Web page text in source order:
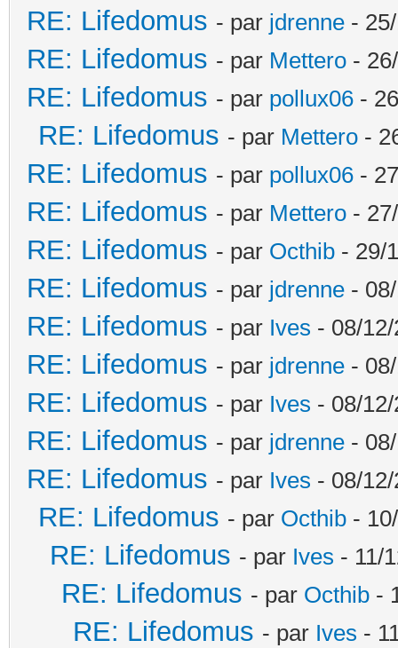
RE: Lifedomus - par jdrenne -
RE: Lifedomus - par Mettero -
RE: Lifedomus - par pollux06 -
RE: Lifedomus - par Mettero -
RE: Lifedomus - par pollux06 -
RE: Lifedomus - par Mettero -
RE: Lifedomus - par Octhib - 29/
RE: Lifedomus - par jdrenne -
RE: Lifedomus - par Ives - 08/
RE: Lifedomus - par jdrenne -
RE: Lifedomus - par Ives - 08/
RE: Lifedomus - par jdrenne -
RE: Lifedomus - par Ives - 08/
RE: Lifedomus - par Octhib -
RE: Lifedomus - par Ives - 11/
RE: Lifedomus - par Octhib -
RE: Lifedomus - par Ives -